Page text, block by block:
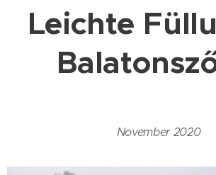
Leichte
November 2020